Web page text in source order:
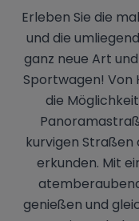
Erleben Sie die
und die
ganz neue Art
Sportwagen! Von
die
kurvigen Straßen
erkunden. Mit
genießen und